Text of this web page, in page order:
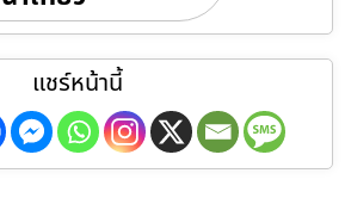
แชร์หน้านี้